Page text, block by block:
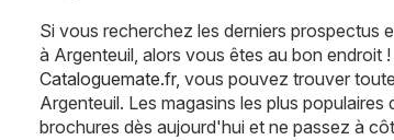
Si vous recherchez les derniers prospectus
à Argenteuil, alors vous êtes au bon endroit
Cataloguemate.fr, vous pouvez trouver
Argenteuil. Les magasins les plus populaires
brochures dès aujourd'hui et ne passez à